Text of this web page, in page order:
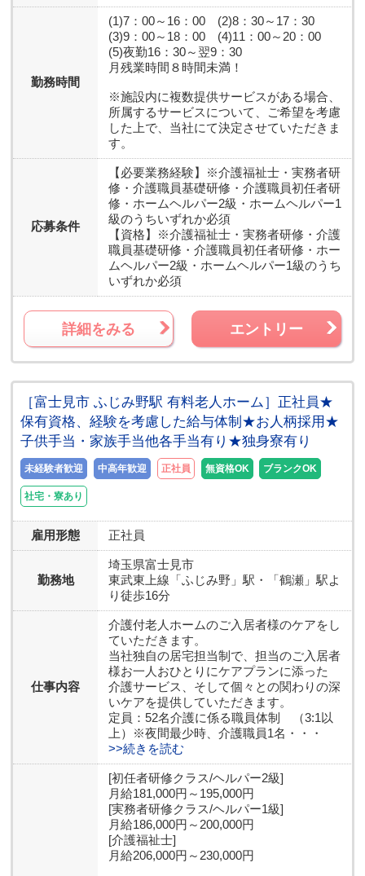
勤務時間
(1)7：00～16：00 (2)8：30～17：30
(3)9：00～18：00 (4)11：00～20：00
(5)夜勤16：30～翌9：30
月残業時間８時間未満！
※施設内に複数提供サービスがある場合、
所属するサービスについて、ご希望を考慮
した上で、当社にて決定させていただきま
す。
応募条件
【必要業務経験】
※介護福祉士・実務者研
修・介護職員基礎研修・介護職員初任者研
修・ホームヘルパー2級・ホームヘルパー1
級のうちいずれか必須
【資格】
※介護福祉士・実務者研修・介護
職員基礎研修・介護職員初任者研修・ホー
ムヘルパー2級・ホームヘルパー1級のうち
いずれか必須
詳細をみる エントリー
［富士見市 ふじみ野駅 有料老人ホーム］正社員★
保有資格、経験を考慮した給与体制★お人柄採用★
子供手当・家族手当他各手当有り★独身寮有り
未経験者歓迎 中高年歓迎 正社員 無資格OK ブランクOK
社宅・寮あり
雇用形態 正社員
勤務地
埼玉県富士見市
東武東上線「ふじみ野」駅・「鶴瀬」駅よ
り徒歩16分
仕事内容
介護付老人ホームのご入居者様のケアをし
ていただきます。
当社独自の居宅担当制で、担当のご入居者
様お一人おひとりにケアプランに添った
介護サービス、そして個々との関わりの深
いケアを提供していただきます。
定員：52名介護に係る職員体制 （3:1以
上）※夜間最少時、介護職員1名・・・
>>続きを読む
[初任者研修クラス/ヘルパー2級]
月給181,000円～195,000円
[実務者研修クラス/ヘルパー1級]
月給186,000円～200,000円
[介護福祉士]
月給206,000円～230,000円